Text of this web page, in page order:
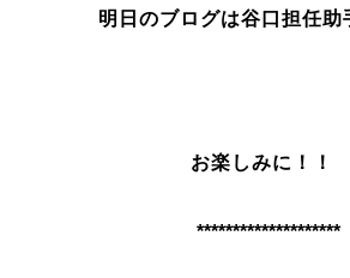
明日のブログは谷口担任助
お楽しみに！！
********************